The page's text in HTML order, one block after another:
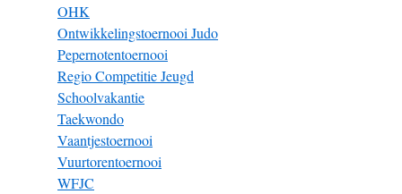
OHK
Ontwikkelingstoernooi Judo
Pepernotentoernooi
Regio Competitie Jeugd
Schoolvakantie
Taekwondo
Vaantjestoernooi
Vuurtorentoernooi
WFJC